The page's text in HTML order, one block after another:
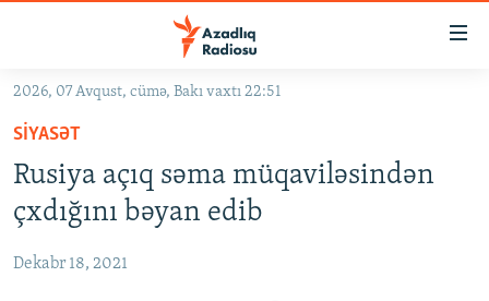
Əsas
qayıt
Əsas
naviqasiyaya
qayıt
Axtarışa
GÜNDƏM
KORRUPSIOMETR
#ƏSLINDƏ
FƏRQƏ BAX
2026, 07 Avqust, cümə, Bakı vaxtı 22:51
SIYASƏT
Rusiya açıq səma müqaviləsindən
çxdığını bəyan edib
Dekabr 18, 2021